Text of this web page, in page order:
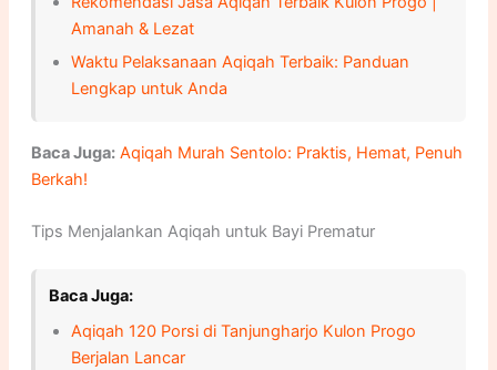
Amanah & Lezat
Waktu Pelaksanaan Aqiqah Terbaik: Panduan
Lengkap untuk Anda
Baca Juga: Aqiqah Murah Sentolo: Praktis, Hemat, Penuh
Berkah!
Tips Menjalankan Aqiqah untuk Bayi Prematur
Baca Juga:
Aqiqah 120 Porsi di Tanjungharjo Kulon Progo
Berjalan Lancar